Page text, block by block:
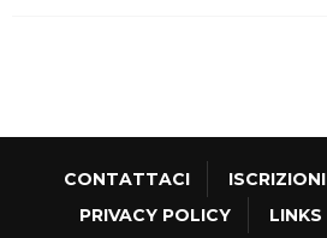
CONTATTACI ISCRIZIONI
PRIVACY POLICY
LINKS